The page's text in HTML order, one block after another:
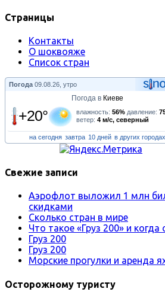
Страницы
Контакты
О шоквояже
Список стран
Погода 09.08.26, утро
Погода в Киеве
+20° влажность: 56% давление:
ветер: 4 м/с, северный
на сегодня завтра 10 дней в других городах
Свежие записи
Аэрофлот выложил 1 млн
скидками
Сколько стран в мире
Что такое «Груз 200» и когда
Груз 200
Груз 200
Морские прогулки и аренда
Осторожному туристу